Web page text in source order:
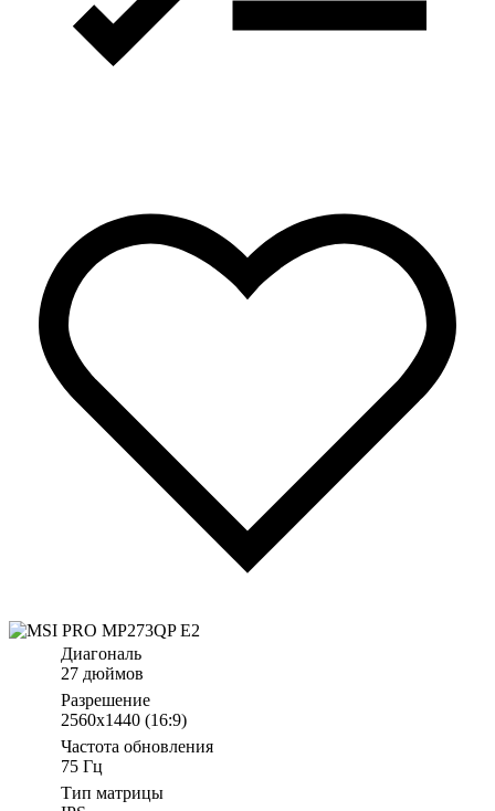
Диагональ
27 дюймов
Разрешение
2560x1440 (16:9)
Частота обновления
75 Гц
Тип матрицы